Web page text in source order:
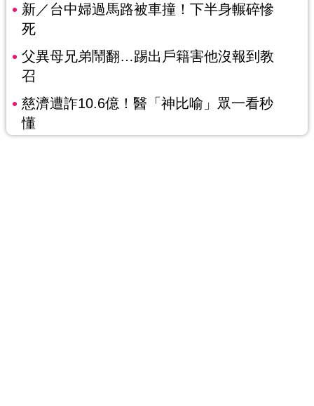
新／台中婦過馬路被車撞！下半身輾碎慘
死
父異母兄弟鬧翻…踢出戶籍害他沒報到教
召
慈濟遭詐10.6億！醫「神比喻」眾一看秒
懂